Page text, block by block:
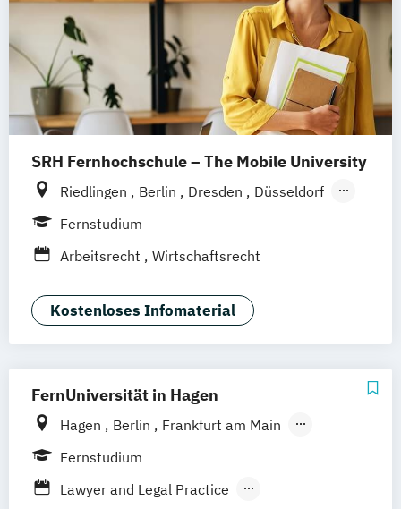
SRH Fernhochschule – The Mobile University
Riedlingen Berlin Dresden
Düsseldorf
Hamburg
Mannheim
Wertheim Wien
Frankfurt am Main Hamm
Fernstudium
Arbeitsrecht
Wirtschaftsrecht
Kostenloses Infomaterial
FernUniversität in Hagen
Hagen Berlin
Frankfurt am Main
Hamburg
Stuttgart Nürnberg Bonn
Fernstudium
Lawyer and Legal Practice